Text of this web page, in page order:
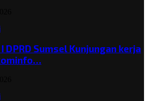
DPRD Sumsel Kunjungan kerja